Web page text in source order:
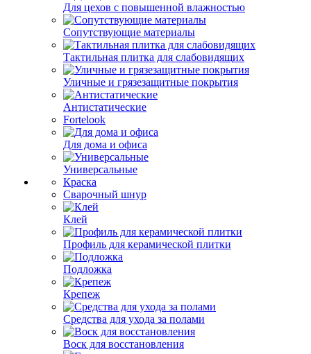
Для цехов с повышенной влажностью
Сопутствующие материалы
Тактильная плитка для слабовидящих
Уличные и грязезащитные покрытия
Антистатические
Fortelook
Для дома и офиса
Универсальные
Краска
Сварочный шнур
Клей
Профиль для керамической плитки
Подложка
Крепеж
Средства для ухода за полами
Воск для восстановления